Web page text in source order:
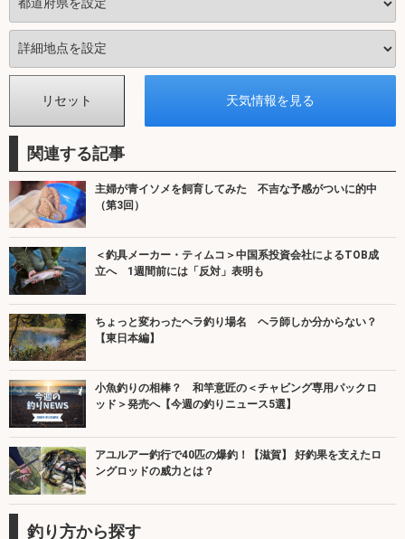
関連する記事
主婦が青イソメを飼育してみた 不吉な予感がついに的中
（第3回）
＜釣具メーカー・ティムコ＞中国系投資会社によるTOB成
立へ 1週間前には「反対」表明も
ちょっと変わったヘラ釣り場名 ヘラ師しか分からない？
【東日本編】
小魚釣りの相棒？ 和竿意匠の＜チャビング専用パックロ
ッド＞発売へ【今週の釣りニュース5選】
アユルアー釣行で40匹の爆釣！【滋賀】 好釣果を支えたロ
ングロッドの威力とは？
釣り方から探す